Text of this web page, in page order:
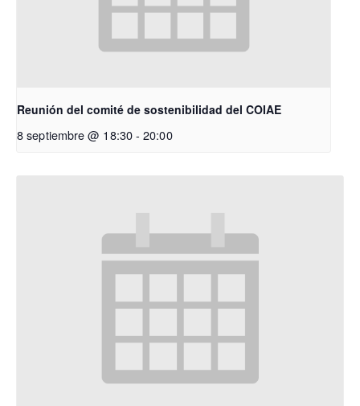
Reunión del comité de sostenibilidad del COIAE
8 septiembre @ 18:30- 20:00